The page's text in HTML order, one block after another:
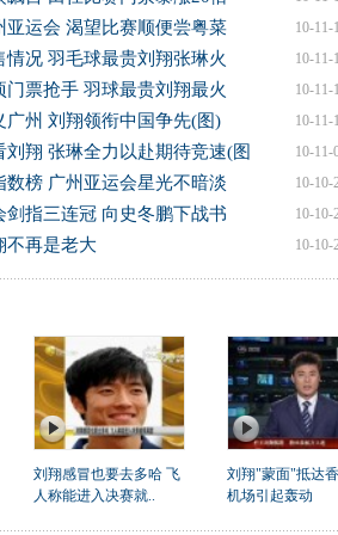
10-11-
亚运会 渴望比赛顺便尝粤菜
10-11-
情况 羽毛球最贵刘翔张琳火
10-11-
门票抢手 羽球最贵刘翔最火
10-11-
广州 刘翔领衔中国争先(图)
10-11-
刘翔 张琳全力以赴期待竞速(图
10-10-
榜 广州亚运会星光不暗淡
10-10-
指三连冠 向史冬鹏下战书
10-10-
不再是老大
刘翔感冒也要去多哈 飞
人称能进入决赛就..
刘翔"蒙面"抵达
机场引起轰动